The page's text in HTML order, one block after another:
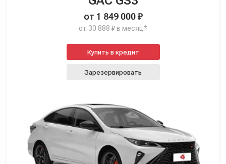
от 1 849 000 ₽
от 30 888 ₽ в месяц*
Купить в кредит
Зарезервировать